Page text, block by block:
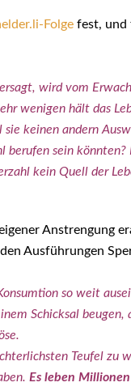
Folge fest, und
wird vom
weni­gen hält das
kei­nen andern
sein
kein Quell der
Anstren­gung
Aus­füh­run­gen
so weit
Schick­sal
Teu­fel zu
Es leben